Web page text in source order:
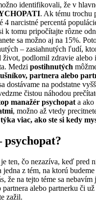
identifikovali, že v
. Ak tému trochu
4 narcistné percentá
k tomu pripočítajte rôzne
sa možno aj na 15%.
– zasiahnutých ľudí,
život, podlomil zdravie alebo
Medzi postihnutých
partnera alebo
dostávame na podstatne
čistou náhodou
manažér psychopat a ako
, možno až vtedy
týka viac, ako ste si kedy
ten, čo nezazíva, keď pred
jedna z tém, na ktorú
že na tejto téme sa
partnera alebo partnerku či
zažil.